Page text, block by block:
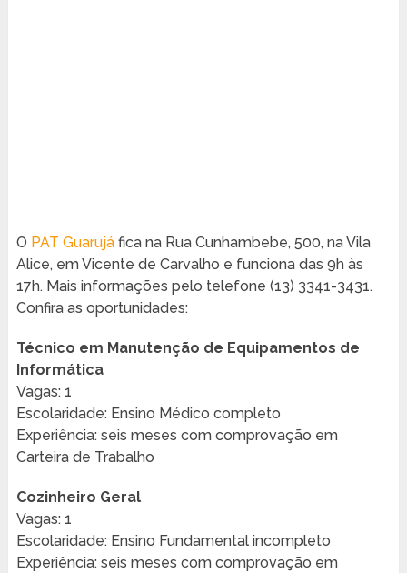
O PAT Guarujáfica na Rua Cunhambebe, 500, na Vila
Alice, em Vicente de Carvalho e funciona das 9h às
17h. Mais informações pelo telefone (13) 3341-3431.
Confira as oportunidades:
Técnico em Manutenção de Equipamentos de
Informática
Vagas: 1
Escolaridade: Ensino Médico completo
Experiência: seis meses com comprovação em
Carteira de Trabalho
Cozinheiro Geral
Vagas: 1
Escolaridade: Ensino Fundamental incompleto
Experiência: seis meses com comprovação em